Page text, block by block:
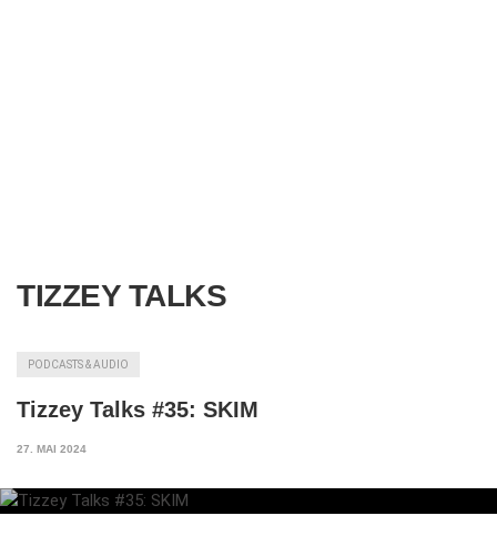
TIZZEY TALKS
PODCASTS & AUDIO
Tizzey Talks #35: SKIM
27. MAI 2024